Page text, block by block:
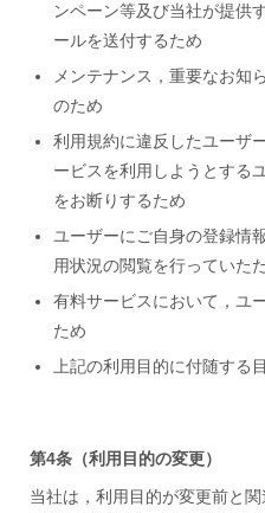
ンペーン等及び当社が提供
ールを送付するため
メンテナンス，重要なお知
のため
利用規約に違反したユーザ
ービスを利用しようとする
をお断りするため
ユーザーにご自身の登録情
用状況の閲覧を行っていた
有料サービスにおいて，ユ
ため
上記の利用目的に付随する
第4条（利用目的の変更）
当社は，利用目的が変更前と